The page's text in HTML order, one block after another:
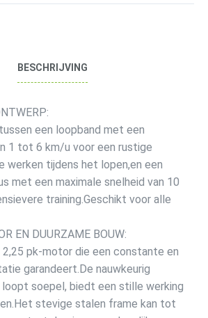
BESCHRIJVING
een loopband met een
1 tot 6 km/u voor een rustige
werken tijdens het lopen,en een
met een maximale snelheid van 10
training.Geschikt voor alle
EN DUURZAME BOUW:
pk-motor die een constante en
garandeert.De nauwkeurig
loopt soepel, biedt een stille werking
stevige stalen frame kan tot